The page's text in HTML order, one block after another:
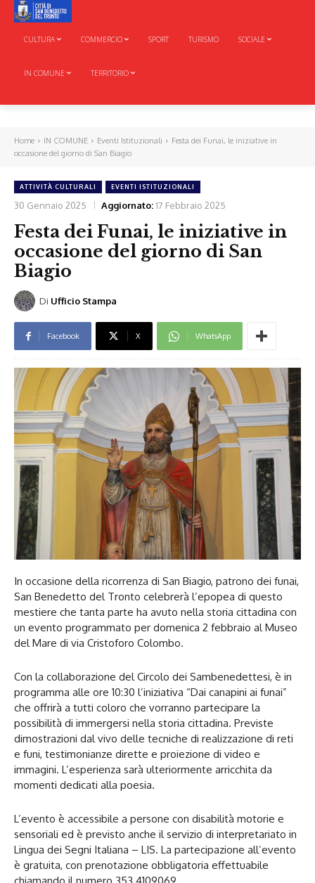
CULTURA COMMERCIO SPORT TURISMO SOCIALE
IN COMUNE TERRITORIO
Home IN COMUNE Eventi Istituzionali
Festa dei Funai, le iniziative in
occasione del giorno di San Biagio
ATTIVITÀ CULTURALI EVENTI ISTITUZIONALI
30 Gennaio 2025 Aggiornato:17 Febbraio 2025
Festa dei Funai, le iniziative in
occasione del giorno di San
Biagio
Di Ufficio Stampa
Facebook X WhatsApp
In occasione della ricorrenza di San Biagio, patrono dei funai,
San Benedetto del Tronto celebrerà l’epopea di questo
mestiere che tanta parte ha avuto nella storia cittadina con
un evento programmato per domenica 2 febbraio al Museo
del Mare di via Cristoforo Colombo.
Con la collaborazione del Circolo dei Sambenedettesi, è in
programma alle ore 10:30 l’iniziativa “Dai canapini ai funai”
che offrirà a tutti coloro che vorranno partecipare la
possibilità di immergersi nella storia cittadina. Previste
dimostrazioni dal vivo delle tecniche di realizzazione di reti
e funi, testimonianze dirette e proiezione di video e
immagini. L’esperienza sarà ulteriormente arricchita da
momenti dedicati alla poesia.
L’evento è accessibile a persone con disabilità motorie e
sensoriali ed è previsto anche il servizio di interpretariato in
Lingua dei Segni Italiana – LIS. La partecipazione all’evento
è gratuita, con prenotazione obbligatoria effettuabile